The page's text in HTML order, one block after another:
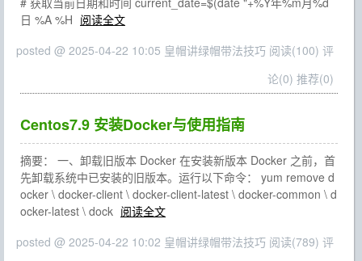
日 %A %H 阅读全文
posted @ 2025-04-22 10:05 皇帽讲绿帽带法技巧 阅读(100) 评
论(0) 推荐(0)
Centos7.9 安装Docker与使用指南
摘要： 一、卸载旧版本 Docker 在安装新版本 Docker 之前，首
先卸载系统中已安装的旧版本。运行以下命令： yum remove d
ocker \ docker-client \ docker-client-latest \ docker-common \ d
ocker-latest \ dock 阅读全文
posted @ 2025-04-22 10:02 皇帽讲绿帽带法技巧 阅读(789) 评